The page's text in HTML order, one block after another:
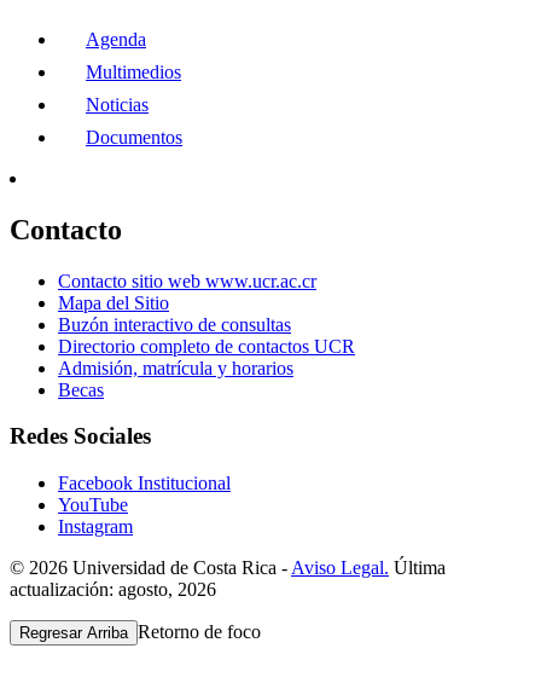
Agenda
Multimedios
Noticias
Documentos
Contacto
Contacto sitio web www.ucr.ac.cr
Mapa del Sitio
Buzón interactivo de consultas
Directorio completo de contactos UCR
Admisión, matrícula y horarios
Becas
Redes Sociales
Facebook Institucional
YouTube
Instagram
© 2026 Universidad de Costa Rica - Aviso Legal. Última
actualización: agosto, 2026
Regresar Arriba Retorno de foco